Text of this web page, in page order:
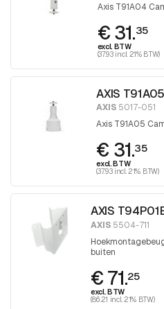
Axis T91A04
€ 31.35
excl. BTW
(37.93 incl. 21% BTW)
AXIS
AXIS 5017-051
Axis T91A05
€ 31.35
excl. BTW
(37.93 incl. 21% BTW)
AXIS
AXIS 5504-711
buiten
€ 71.25
excl. BTW
(86.21 incl. 21% BTW)